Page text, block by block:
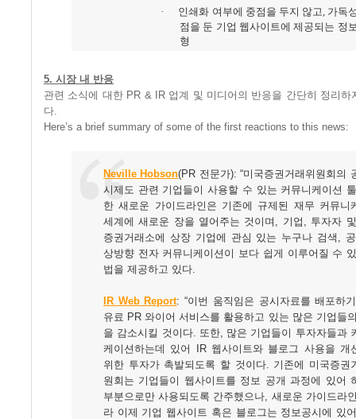
· 인쇄화 여부에 중점을 두지 않고, 가독
점을 둔 기업 웹사이트에 제공되는 정
형
5. 시장 내 반응
관련 소식에 대한 PR & IR 업계 및 미디어의 반응을 간단히 정리하
다.
Here’s a brief summary of some of the first reactions to this news:
Neville Hobson(PR 전문가): “미국증권거래위원회의
시제도 관련 기업들이 사용할 수 있는 커뮤니케이션
한 새로운 가이드라인은 기존에 규제된 재무 커뮤니
세계에 새로운 장을 열어주는 것이며, 기업, 투자자
증권거래소에 상장 기업에 관심 있는 누구나 검색,
상방향 전자 커뮤니케이션이 보다 쉽게 이루어질 수
법을 제공하고 있다.
IR Web Report: “이번 움직임은 공시자료를 배포하
유료 PR 와이어 서비스를 활용하고 있는 많은 기업들
을 감소시킬 것이다. 또한, 많은 기업들이 투자자들과
케이션하는데 있어 IR 웹사이트와 블로그 사용을 개
위한 투자가 촉발되도록 할 것이다. 기존에 미국증권
원회는 기업들이 웹사이트를 정보 공개 과정에 있어
부분으로만 사용되도록 간주했으나, 새로운 가이드라
라 이제 기업 웹사이트 혹은 블로그는 정보공시에 있